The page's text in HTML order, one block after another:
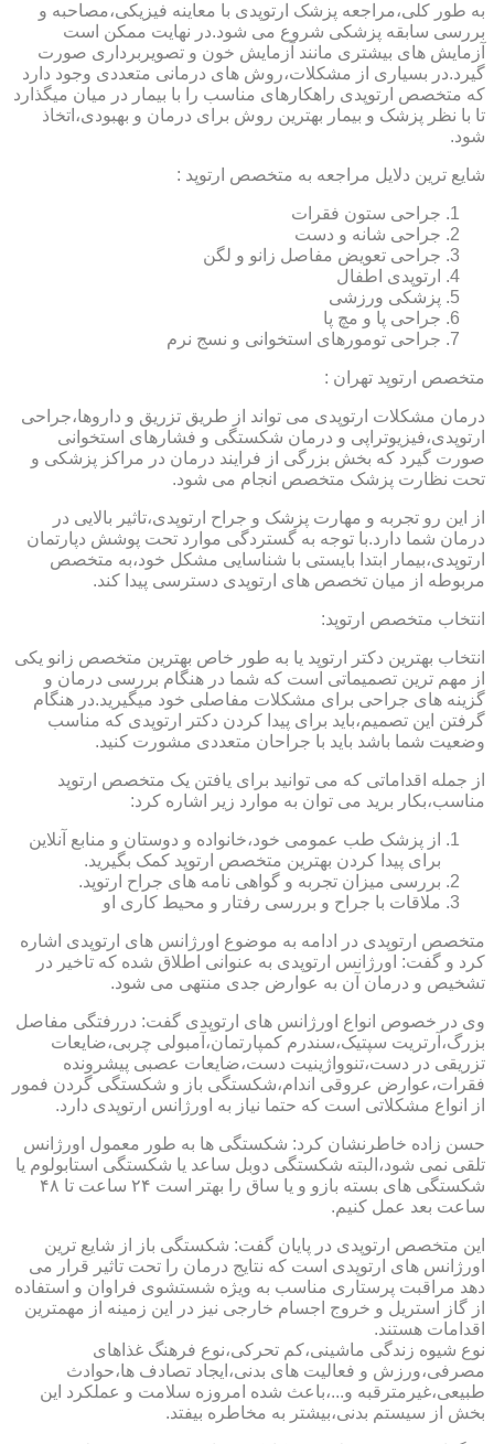
به طور کلی،مراجعه پزشک ارتوپدی با معاینه فیزیکی،مصاحبه و
بررسی سابقه پزشکی شروع می شود.در نهایت ممکن است
آزمایش های بیشتری مانند آزمایش خون و تصویربرداری صورت
گیرد.در بسیاری از مشکلات،روش های درمانی متعددی وجود دارد
که متخصص ارتوپدی راهکارهای مناسب را با بیمار در میان میگذارد
تا با نظر پزشک و بیمار بهترین روش برای درمان و بهبودی،اتخاذ
شود.
شایع ترین دلایل مراجعه به متخصص ارتوپد :
جراحی ستون فقرات
جراحی شانه و دست
جراحی تعویض مفاصل زانو و لگن
ارتوپدی اطفال
پزشکی ورزشی
جراحی پا و مچ پا
جراحی تومورهای استخوانی و نسج نرم
متخصص ارتوپد تهران :
درمان مشکلات ارتوپدی می تواند از طریق تزریق و داروها،جراحی
ارتوپدی،فیزیوتراپی و درمان شکستگی و فشارهای استخوانی
صورت گیرد که بخش بزرگی از فرایند درمان در مراکز پزشکی و
تحت نظارت پزشک متخصص انجام می شود.
از این رو تجربه و مهارت پزشک و جراح ارتوپدی،تاثیر بالایی در
درمان شما دارد.با توجه به گستردگی موارد تحت پوشش دپارتمان
ارتوپدی،بیمار ابتدا بایستی با شناسایی مشکل خود،به متخصص
مربوطه از میان تخصص های ارتوپدی دسترسی پیدا کند.
انتخاب متخصص ارتوپد:
انتخاب بهترین دکتر ارتوپد یا به طور خاص بهترین متخصص زانو یکی
از مهم ترین تصمیماتی است که شما در هنگام بررسی درمان و
گزینه های جراحی برای مشکلات مفاصلی خود میگیرید.در هنگام
گرفتن این تصمیم،باید برای پیدا کردن دکتر ارتوپدی که مناسب
وضعیت شما باشد باید با جراحان متعددی مشورت کنید.
از جمله اقداماتی که می توانید برای یافتن یک متخصص ارتوپد
مناسب،بکار برید می توان به موارد زیر اشاره کرد:
از پزشک طب عمومی خود،خانواده و دوستان و منابع آنلاین
برای پیدا کردن بهترین متخصص ارتوپد کمک بگیرید.
بررسی میزان تجربه و گواهی نامه های جراح ارتوپد.
ملاقات با جراح و بررسی رفتار و محیط کاری او
متخصص ارتوپدی در ادامه به موضوع اورژانس های ارتوپدی اشاره
کرد و گفت: اورژانس ارتوپدی به عنوانی اطلاق شده که تاخیر در
تشخیص و درمان آن به عوارض جدی منتهی می شود.
وی در خصوص انواع اورژانس های ارتوپدی گفت: دررفتگی مفاصل
بزرگ،آرتریت سپتیک،سندرم کمپارتمان،آمبولی چربی،ضایعات
تزریقی در دست،تنوواژینیت دست،ضایعات عصبی پیشرونده
فقرات،عوارض عروقی اندام،شکستگی باز و شکستگی گردن فمور
از انواع مشکلاتی است که حتما نیاز به اورژانس ارتوپدی دارد.
حسن زاده خاطرنشان کرد: شکستگی ها به طور معمول اورژانس
تلقی نمی شود،البته شکستگی دوبل ساعد یا شکستگی استابولوم یا
شکستگی های بسته بازو و یا ساق را بهتر است ۲۴ ساعت تا ۴۸
ساعت بعد عمل کنیم.
این متخصص ارتوپدی در پایان گفت: شکستگی باز از شایع ترین
اورژانس های ارتوپدی است که نتایج درمان را تحت تاثیر قرار می
دهد مراقبت پرستاری مناسب به ویژه شستشوی فراوان و استفاده
از گاز استریل و خروج اجسام خارجی نیز در این زمینه از مهمترین
اقدامات هستند.
نوع شیوه زندگی ماشینی،کم تحرکی،نوع فرهنگ غذاهای
مصرفی،ورزش و فعالیت های بدنی،ایجاد تصادف ها،حوادث
طبیعی،غیرمترقبه و...،باعث شده امروزه سلامت و عملکرد این
بخش از سیستم بدنی،بیشتر به مخاطره بیفتد.